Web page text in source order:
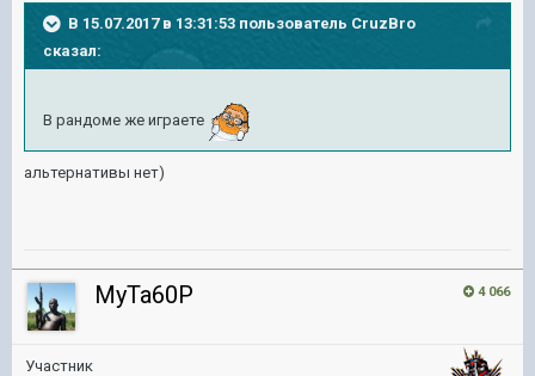
В 15.07.2017 в 13:31:53 пользователь CruzBro
сказал:
В рандоме же играете
альтернативы нет)
4 066
MyTa60P
Участник